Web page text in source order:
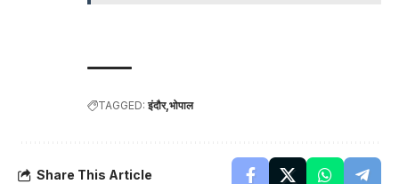
TAGGED: इंदौर भोपाल
Share This Article